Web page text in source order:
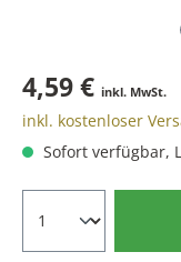
4,59 € inkl. MwSt.
inkl. kostenloser
Sofort verfügbar,